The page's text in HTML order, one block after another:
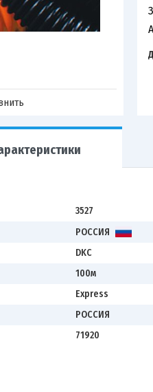
3527
РОССИЯ
DKC
100м
Express
РОССИЯ
71920